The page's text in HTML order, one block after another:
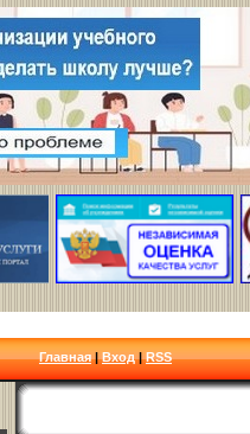
Главная |Вход|RSS